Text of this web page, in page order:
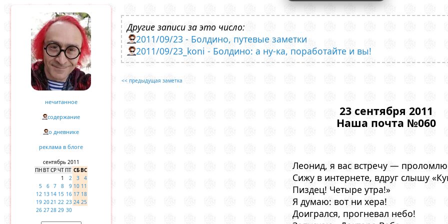
нечитанное
содержание
о дневнике
реклама в блоге
сентябрь 2011
ПН ВТСРЧТ ПТ СБВС
1
2 3
4
5
6 7 8 9 10 11
12 13 14 15 16 17 18
19 2021 22 23 24 25
26 2728 29 30
Другие записи за это число:
2011/09/23 - Болдино, путевые заметки
2011/09/23_koni - Болдино: а ну-ка, поработайте и вы!
<< предыдущая заметка
23 сентября 2011
Наша почта №060
Леонид, я вас встречу —
Сижу в интернете, вдруг слышу
Пиздец! Четыре утра!»
Я думаю: вот ни хера!
Доигрался, прогневал небо!